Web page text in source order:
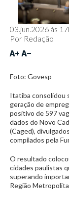
03.jun.2026 às
Por Redação
Foto: Govesp
Itatiba consolidou
geração de
positivo de 597
dados do Novo
(Caged),
compilados pela
O resultado
cidades paulistas
superando
Região